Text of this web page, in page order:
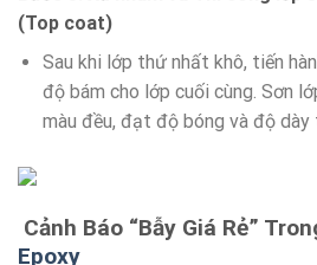
(Top coat)
Sau khi lớp thứ nhất khô, tiến
độ bám cho lớp cuối cùng. Sơn
màu đều, đạt độ bóng và độ dày
Cảnh Báo “Bẫy Giá Rẻ”
Epoxy